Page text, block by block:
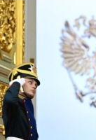
يعانيها أهالي
لزيارة
الغربية.
شارون بار
عن سرورها
لدى